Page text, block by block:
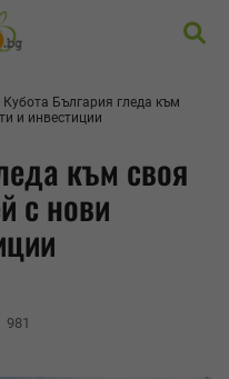
Кубота България гледа към
и инвестиции
към своя
с нови
981